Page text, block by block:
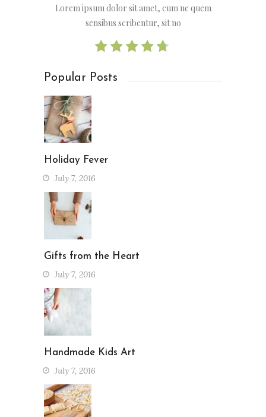
Lorem ipsum dolor sit amet, cum ne quem
sensibus scribentur, sit no
Popular Posts
Holiday Fever
July 7, 2016
Gifts from the Heart
July 7, 2016
Handmade Kids Art
July 7, 2016